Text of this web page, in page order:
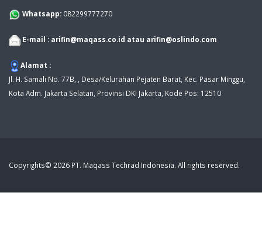
Whatsapp: 082299777270
E-mail : arifin@maqass.co.id atau arifin@oslindo.com
Alamat :
Jl. H. Samali No. 77B, , Desa/Kelurahan Pejaten Barat, Kec. Pasar Minggu,
Kota Adm. Jakarta Selatan, Provinsi DKI Jakarta, Kode Pos: 12510
Copyrights© 2026 PT. Maqass Techrad Indonesia. All rights reserved.